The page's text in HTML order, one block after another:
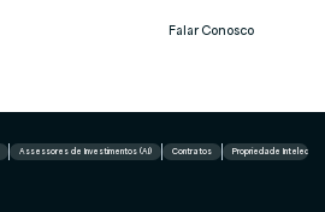
Falar Conosco
Assessores de Investimentos (AI) Contratos Propriedade Intelectual